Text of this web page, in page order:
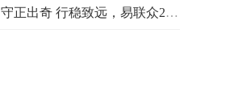
守正出奇 行稳致远，易联众2025年度年中工作会议顺利召开